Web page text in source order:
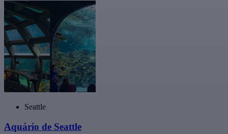
Seattle
Aquário de Seattle